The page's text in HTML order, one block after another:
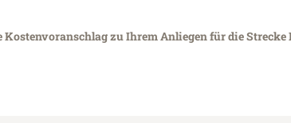
zu Ihrem Anliegen für die